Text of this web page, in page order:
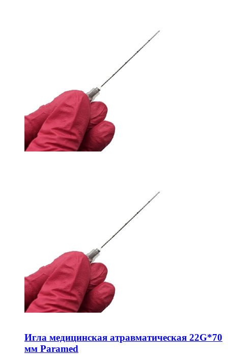
Игла медицинская атравматическая 22G*70
мм Paramed